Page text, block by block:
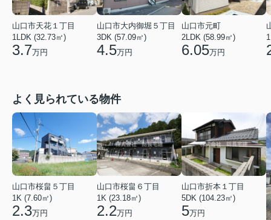
山口市天花１丁目
1LDK (32.73㎡)
3.7万円
山口市大内御堀５丁目
3DK (57.09㎡)
4.5万円
山口市元町
2LDK (58.99㎡)
6.05万円
よく見られている物件
山口市桜畠５丁目
1K (7.60㎡)
2.3万円
山口市桜畠６丁目
1K (23.18㎡)
2.2万円
山口市折本１丁目
5DK (104.23㎡)
5万円